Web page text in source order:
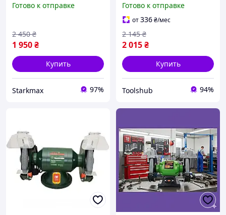
стамесок с тремя
работой без вибраций
Готово к отправке
1 950₴
2 450 ₴
Купить
Starkmax 97%
мм) Станок точильный
Готово к отправке
от336₴/мес
2 015₴
2 145 ₴
Купить
Toolshub 94%